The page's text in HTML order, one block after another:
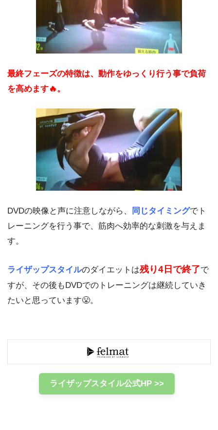
最終フェーズの特徴は、動作をゆっくり行う事で負荷
を高めます🔥。
DVDの映像と声に注意しながら、 同じタイミングでト
レーニングを行う事で、筋肉へ効率的な刺激を与えま
す。
ライザップスタイルのダイエットは残り4日で終了で
すが、その後もDVDでのトレーニングは継続していき
たいと思っています😤。
ライザップスタイル公式HP >>